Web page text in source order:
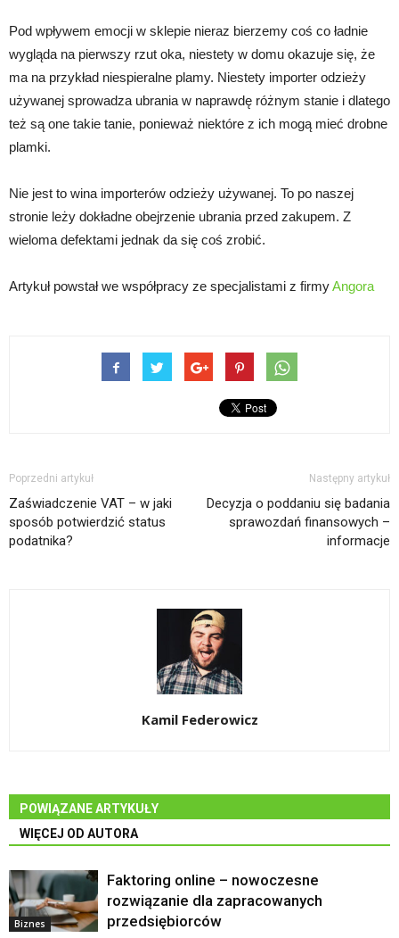
Pod wpływem emocji w sklepie nieraz bierzemy coś co ładnie
wygląda na pierwszy rzut oka, niestety w domu okazuje się, że
ma na przykład niespieralne plamy. Niestety importer odzieży
używanej sprowadza ubrania w naprawdę różnym stanie i dlatego
też są one takie tanie, ponieważ niektóre z ich mogą mieć drobne
plamki.
Nie jest to wina importerów odzieży używanej. To po naszej
stronie leży dokładne obejrzenie ubrania przed zakupem. Z
wieloma defektami jednak da się coś zrobić.
Artykuł powstał we współpracy ze specjalistami z firmyAngora
Poprzedni artykuł
Zaświadczenie VAT – w jaki
sposób potwierdzić status
podatnika?
Następny artykuł
Decyzja o poddaniu się badania
sprawozdań finansowych –
informacje
Kamil Federowicz
POWIĄZANE ARTYKUŁY
WIĘCEJ OD AUTORA
Biznes
Faktoring online – nowoczesne
rozwiązanie dla zapracowanych
przedsiębiorców